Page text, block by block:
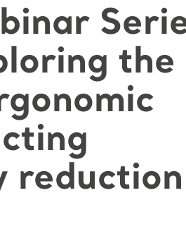
the
reduction